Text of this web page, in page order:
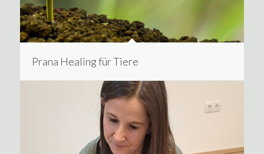
Prana Healing für Tiere